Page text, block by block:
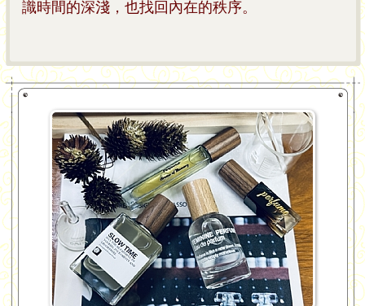
識時間的深淺，也找回內在的秩序。